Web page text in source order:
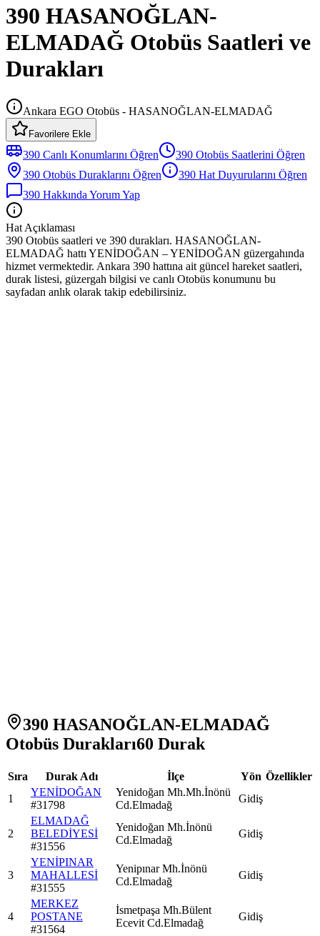
390 HASANOĞLAN-
ELMADAĞ Otobüs Saatleri ve
Durakları
Ankara EGO Otobüs - HASANOĞLAN-ELMADAĞ
Favorilere Ekle
390 Canlı Konumlarını Öğren 390 Otobüs Saatlerini Öğren
390 Otobüs Duraklarını Öğren 390 Hat Duyurularını Öğren
390 Hakkında Yorum Yap
Hat Açıklaması
390 Otobüs saatleri ve 390 durakları. HASANOĞLAN-
ELMADAĞ hattı YENİDOĞAN – YENİDOĞAN güzergahında
hizmet vermektedir. Ankara 390 hattına ait güncel hareket saatleri,
durak listesi, güzergah bilgisi ve canlı Otobüs konumunu bu
sayfadan anlık olarak takip edebilirsiniz.
390 HASANOĞLAN-ELMADAĞ
Otobüs Durakları60 Durak
Sıra Durak Adı İlçe Yön Özellikler
1
YENİDOĞAN
#31798
Yenidoğan Mh.Mh.İnönü
Cd.Elmadağ
Gidiş
2
ELMADAĞ
BELEDİYESİ
#31556
Yenidoğan Mh.İnönü
Cd.Elmadağ
Gidiş
3
YENİPINAR
MAHALLESİ
#31555
Yenipınar Mh.İnönü
Cd.Elmadağ
Gidiş
4
MERKEZ
POSTANE
#31564
İsmetpaşa Mh.Bülent
Ecevit Cd.Elmadağ
Gidiş